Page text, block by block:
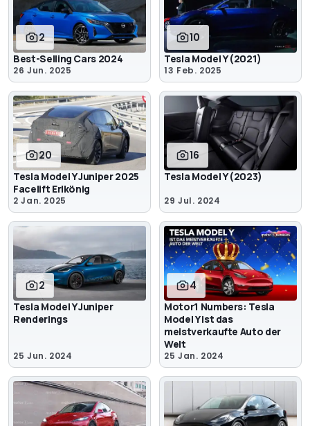
2
Best-Selling Cars 2024
26 Jun. 2025
10
Tesla Model Y (2021)
13 Feb. 2025
20
Tesla Model Y Juniper 2025
Facelift Erlkönig
2 Jan. 2025
16
Tesla Model Y (2023)
29 Jul. 2024
2
Tesla Model Y Juniper
Renderings
25 Jun. 2024
4
Motor1 Numbers: Tesla
Model Y ist das
meistverkaufte Auto der
Welt
25 Jan. 2024